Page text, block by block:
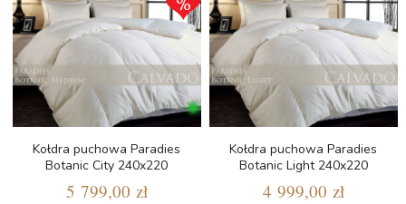
Kołdra puchowa Paradies
Botanic City 240x220
5 799,00 zł
Kołdra puchowa Paradies
Botanic Light 240x220
4 999,00 zł